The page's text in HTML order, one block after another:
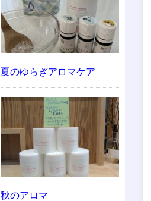
夏のゆらぎアロマケア
秋のアロマ